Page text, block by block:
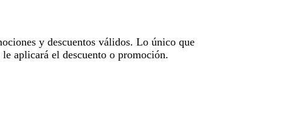
y descuentos válidos. Lo único que
aplicará el descuento o promoción.